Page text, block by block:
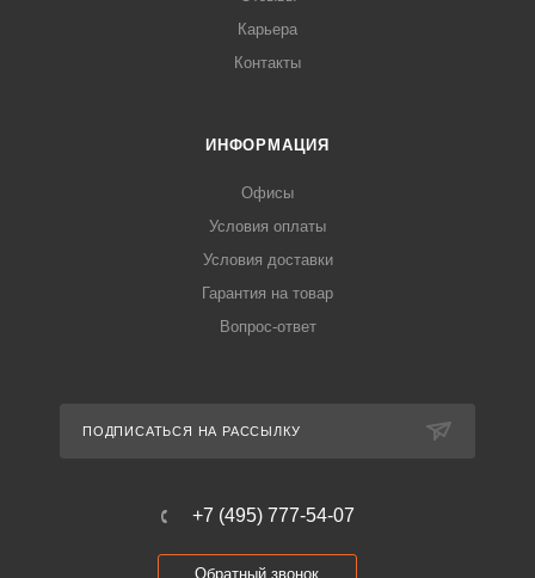
Карьера
Контакты
ИНФОРМАЦИЯ
Офисы
Условия оплаты
Условия доставки
Гарантия на товар
Вопрос-ответ
ПОДПИСАТЬСЯ НА РАССЫЛКУ
+7 (495) 777-54-07
Обратный звонок